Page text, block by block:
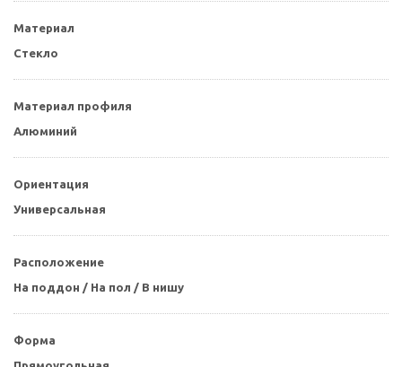
Материал
Стекло
Материал профиля
Алюминий
Ориентация
Универсальная
Расположение
На поддон / На пол / В нишу
Форма